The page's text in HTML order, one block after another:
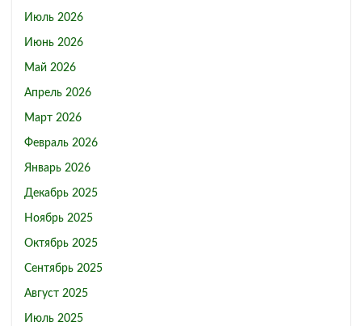
Июль 2026
Июнь 2026
Май 2026
Апрель 2026
Март 2026
Февраль 2026
Январь 2026
Декабрь 2025
Ноябрь 2025
Октябрь 2025
Сентябрь 2025
Август 2025
Июль 2025